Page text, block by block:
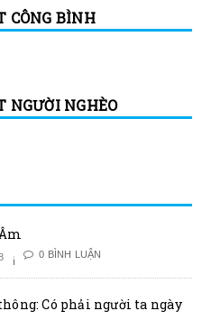
CÔNG BÌNH
NGƯỜI NGHÈO
0 BÌNH LUẬN
Có phải người ta ngày